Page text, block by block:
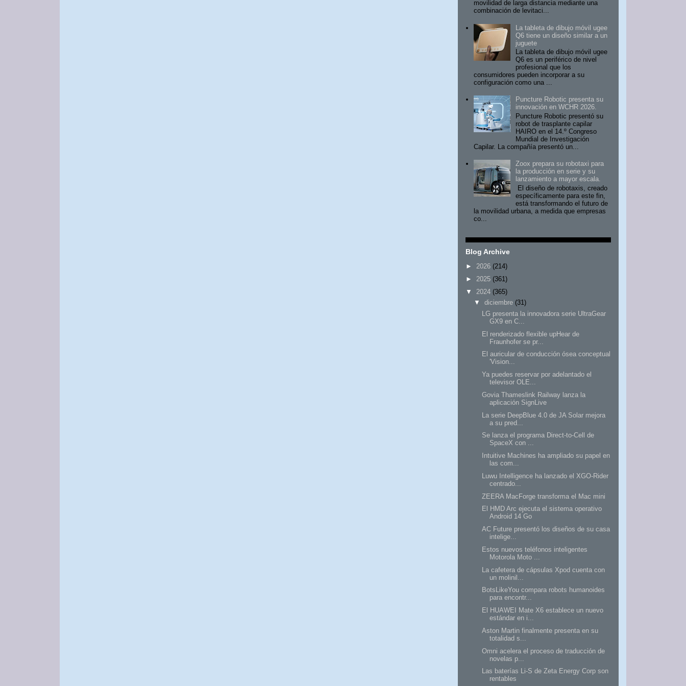
movilidad de larga distancia mediante una
combinación de levitaci...
La tableta de dibujo móvil ugee
Q6 tiene un diseño similar a un
juguete
La tableta de dibujo móvil ugee
Q6 es un periférico de nivel
profesional que los
consumidores pueden incorporar a su
configuración como una ...
Puncture Robotic presenta su
innovación en WCHR 2026.
Puncture Robotic presentó su
robot de trasplante capilar
HAIRO en el 14.º Congreso
Mundial de Investigación
Capilar. La compañía presentó un...
Zoox prepara su robotaxi para
la producción en serie y su
lanzamiento a mayor escala.
El diseño de robotaxis, creado
específicamente para este fin,
está transformando el futuro de
la movilidad urbana, a medida que empresas
co...
Blog Archive
► 2026 (214)
► 2025 (361)
▼
2024 (365)
▼
diciembre (31)
LG presenta la innovadora serie UltraGear
GX9 en C...
El renderizado flexible upHear de
Fraunhofer se pr...
El auricular de conducción ósea conceptual
'Vision...
Ya puedes reservar por adelantado el
televisor OLE...
Govia Thameslink Railway lanza la
aplicación SignLive
La serie DeepBlue 4.0 de JA Solar mejora
a su pred...
Se lanza el programa Direct-to-Cell de
SpaceX con ...
Intuitive Machines ha ampliado su papel en
las com...
Luwu Intelligence ha lanzado el XGO-Rider
centrado...
ZEERA MacForge transforma el Mac mini
El HMD Arc ejecuta el sistema operativo
Android 14 Go
AC Future presentó los diseños de su casa
intelige...
Estos nuevos teléfonos inteligentes
Motorola Moto ...
La cafetera de cápsulas Xpod cuenta con
un molinil...
BotsLikeYou compara robots humanoides
para encontr...
El HUAWEI Mate X6 establece un nuevo
estándar en i...
Aston Martin finalmente presenta en su
totalidad s...
Omni acelera el proceso de traducción de
novelas p...
Las baterías Li-S de Zeta Energy Corp son
rentables